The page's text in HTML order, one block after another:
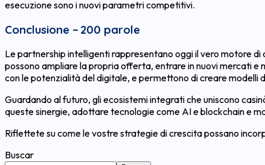
esecuzione sono i nuovi parametri competitivi.
Conclusione – 200 parole
Le partnership intelligenti rappresentano oggi il vero motore
possono ampliare la propria offerta, entrare in nuovi mercati
con le potenzialità del digitale, e permettono di creare modelli
Guardando al futuro, gli ecosistemi integrati che uniscono
queste sinergie, adottare tecnologie come AI e blockchain e
Riflettete su come le vostre strategie di crescita possano
Buscar